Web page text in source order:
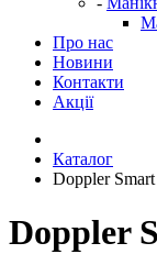
Про нас
Новини
Контакти
Акції
Каталог
Doppler
Doppler